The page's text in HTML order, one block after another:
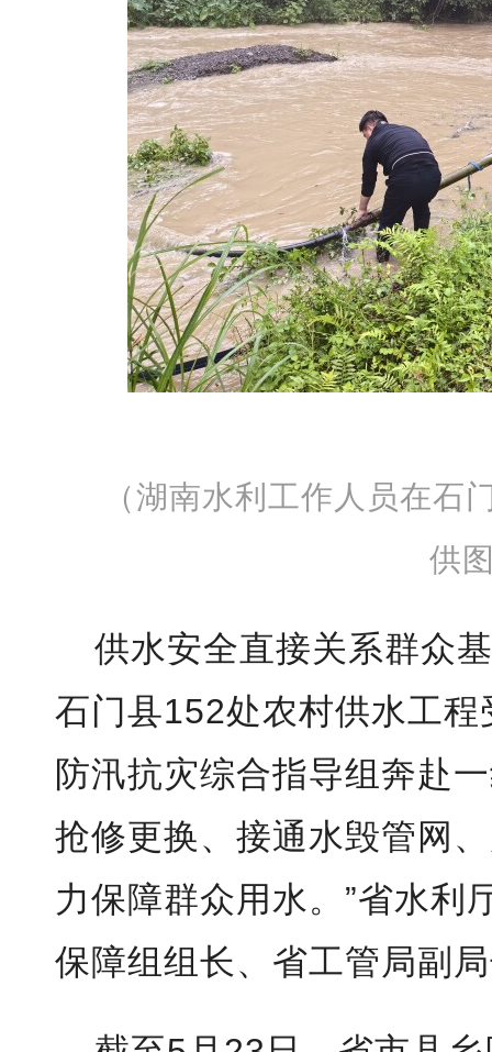
（湖南水利工作人员在石
供
供水安全直接关系群众
石门县152处农村供水工
防汛抗灾综合指导组奔赴
抢修更换、接通水毁管网
力保障群众用水。”省水利
保障组组长、省工管局副